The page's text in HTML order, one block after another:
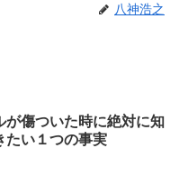
八神浩之
が傷ついた時に絶対に知
たい１つの事実